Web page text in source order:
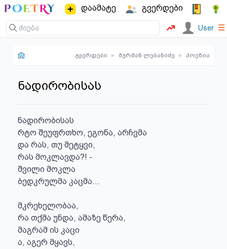
დაამატე გვერდები
User ☰
გვერდები ▸ მურმან ლებანიძე ▸ პოეზია
ნადირობისას
ნადირობისას
რტო შეუფრთხო, ეგონა, არჩვმა
და რას, თუ მეტყვი,
რას მოკლავდა?! -
შვილი მოკლა
ბედკრულმა კაცმა...
მკრეხელობაა,
რა თქმა უნდა, ამაზე წერა,
მაგრამ ის კაცი
ა, აგერ მყავს,